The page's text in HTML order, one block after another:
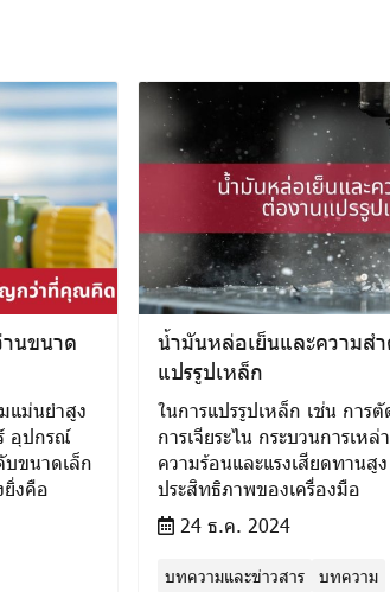
นขนาด
แม่นยำสูง
อุปกรณ์
บขนาดเล็ก
งคือ
น้ำมันหล่อเย็นและความส
แปรรูปเหล็ก
ในการแปรรูปเหล็ก เช่น การ
การเจียระไน กระบวนการเห
ความร้อนและแรงเสียดทานสู
ประสิทธิภาพของเครื่องมือ
24 ธ.ค. 2024
บทความและข่าวสาร บทความ